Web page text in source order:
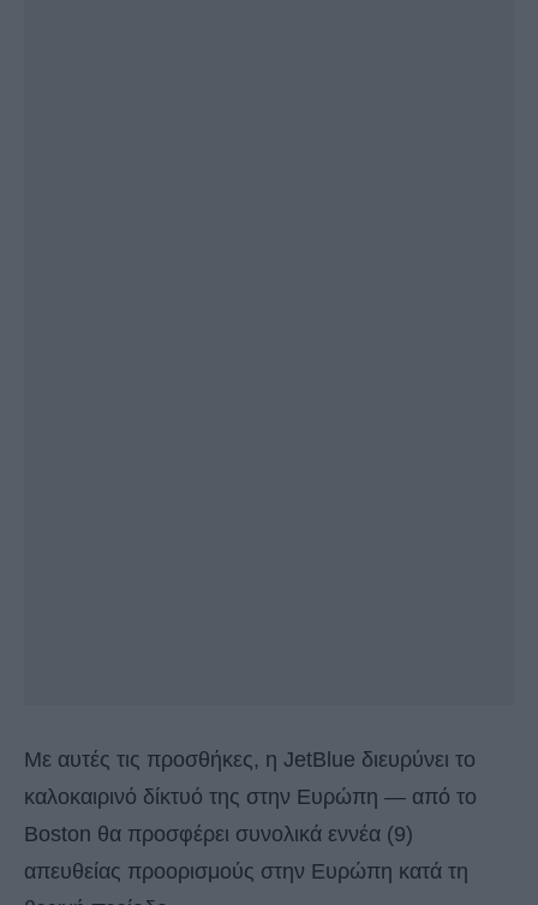
Με αυτές τις προσθήκες, η JetBlue διευρύνει το
καλοκαιρινό δίκτυό της στην Ευρώπη — από το
Boston θα προσφέρει συνολικά εννέα (9)
απευθείας προορισμούς στην Ευρώπη κατά τη